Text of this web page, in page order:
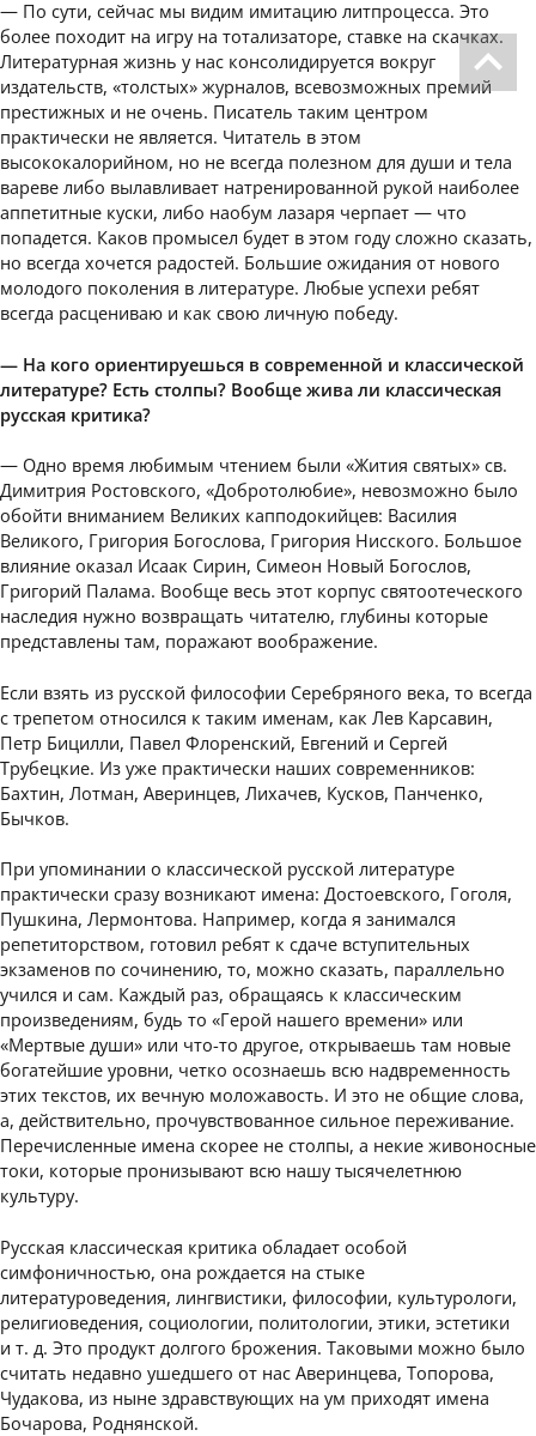
— По сути, сейчас мы видим имитацию литпроцесса. Это
более походит на игру на тотализаторе, ставке на скачках.
Литературная жизнь у нас консолидируется вокруг
издательств, «толстых» журналов, всевозможных премий
престижных и не очень. Писатель таким центром
практически не является. Читатель в этом
высококалорийном, но не всегда полезном для души и тела
вареве либо вылавливает натренированной рукой наиболее
аппетитные куски, либо наобум лазаря черпает — что
попадется. Каков промысел будет в этом году сложно сказать,
но всегда хочется радостей. Большие ожидания от нового
молодого поколения в литературе. Любые успехи ребят
всегда расцениваю и как свою личную победу.
— На кого ориентируешься в современной и классической
литературе? Есть столпы? Вообще жива ли классическая
русская критика?
— Одно время любимым чтением были «Жития святых» св.
Димитрия Ростовского, «Добротолюбие», невозможно было
обойти вниманием Великих капподокийцев: Василия
Великого, Григория Богослова, Григория Нисского. Большое
влияние оказал Исаак Сирин, Симеон Новый Богослов,
Григорий Палама. Вообще весь этот корпус святоотеческого
наследия нужно возвращать читателю, глубины которые
представлены там, поражают воображение.
Если взять из русской философии Серебряного века, то всегда
с трепетом относился к таким именам, как Лев Карсавин,
Петр Бицилли, Павел Флоренский, Евгений и Сергей
Трубецкие. Из уже практически наших современников:
Бахтин, Лотман, Аверинцев, Лихачев, Кусков, Панченко,
Бычков.
При упоминании о классической русской литературе
практически сразу возникают имена: Достоевского, Гоголя,
Пушкина, Лермонтова. Например, когда я занимался
репетиторством, готовил ребят к сдаче вступительных
экзаменов по сочинению, то, можно сказать, параллельно
учился и сам. Каждый раз, обращаясь к классическим
произведениям, будь то «Герой нашего времени» или
«Мертвые души» или что-то другое, открываешь там новые
богатейшие уровни, четко осознаешь всю надвременность
этих текстов, их вечную моложавость. И это не общие слова,
а, действительно, прочувствованное сильное переживание.
Перечисленные имена скорее не столпы, а некие живоносные
токи, которые пронизывают всю нашу тысячелетнюю
культуру.
Русская классическая критика обладает особой
симфоничностью, она рождается на стыке
литературоведения, лингвистики, философии, культурологи,
религиоведения, социологии, политологии, этики, эстетики
и т. д. Это продукт долгого брожения. Таковыми можно было
считать недавно ушедшего от нас Аверинцева, Топорова,
Чудакова, из ныне здравствующих на ум приходят имена
Бочарова, Роднянской.